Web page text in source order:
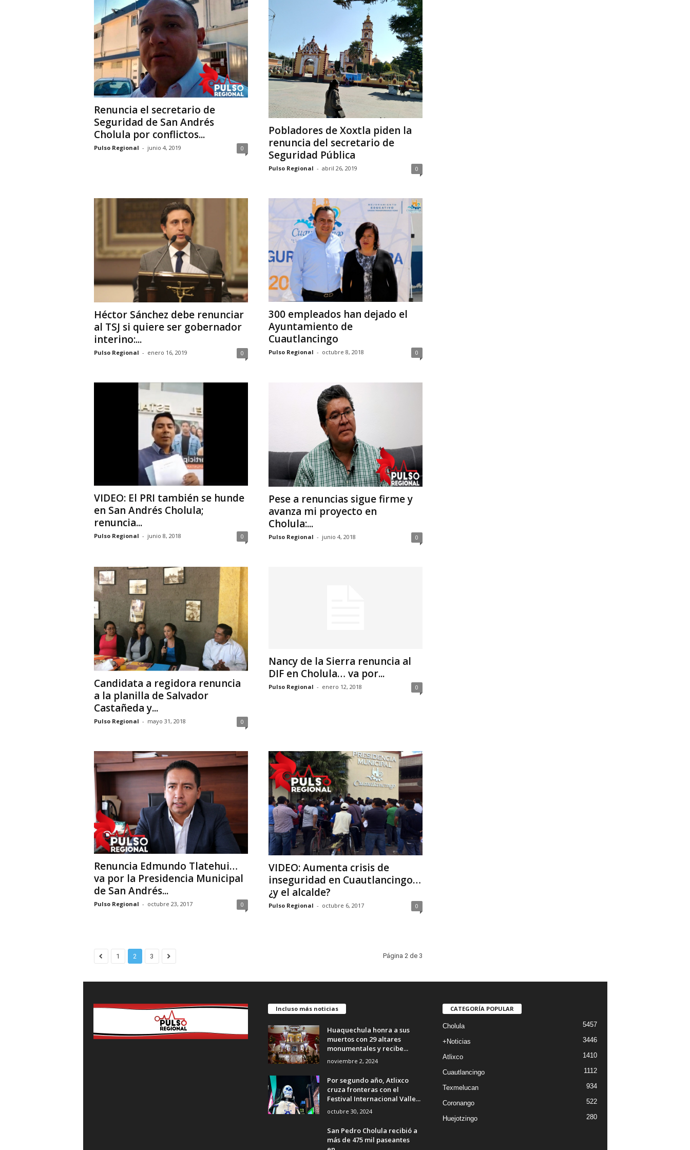
Renuncia el secretario de
Seguridad de San Andrés
Cholula por conflictos...
Pulso Regional - junio 4, 2019 0
Pobladores de Xoxtla piden la
renuncia del secretario de
Seguridad Pública
Pulso Regional - abril 26, 2019 0
Héctor Sánchez debe renunciar
al TSJ si quiere ser gobernador
interino:...
Pulso Regional - enero 16, 2019 0
300 empleados han dejado el
Ayuntamiento de
Cuautlancingo
Pulso Regional - octubre 8, 2018 0
VIDEO: El PRI también se hunde
en San Andrés Cholula;
renuncia...
Pulso Regional - junio 8, 2018 0
Pese a renuncias sigue firme y
avanza mi proyecto en
Cholula:...
Pulso Regional - junio 4, 2018 0
Candidata a regidora renuncia
a la planilla de Salvador
Castañeda y...
Pulso Regional - mayo 31, 2018 0
Nancy de la Sierra renuncia al
DIF en Cholula… va por...
Pulso Regional - enero 12, 2018 0
Renuncia Edmundo Tlatehui…
va por la Presidencia Municipal
de San Andrés...
Pulso Regional - octubre 23, 2017 0
VIDEO: Aumenta crisis de
inseguridad en Cuautlancingo…
¿y el alcalde?
Pulso Regional - octubre 6, 2017 0
1 2 3 Página 2 de 3
Incluso más noticias
Huaquechula honra a sus
muertos con 29 altares
monumentales y recibe...
noviembre 2, 2024
Por segundo año, Atlixco
cruza fronteras con el
Festival Internacional Valle...
octubre 30, 2024
San Pedro Cholula recibió a
más de 475 mil paseantes
CATEGORÍA POPULAR
Cholula 5457
+Noticias 3446
Atlixco 1410
Cuautlancingo 1112
Texmelucan 934
Coronango 522
Huejotzingo 280